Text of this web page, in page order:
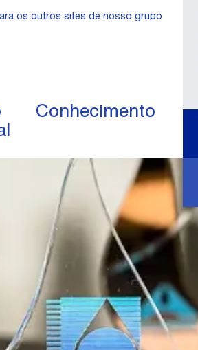
Conhecimento
os outros sites de nosso grupo